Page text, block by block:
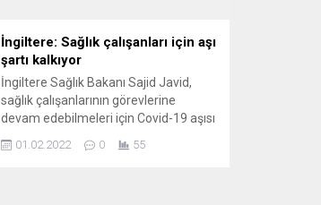
İngiltere: Sağlık çalışanları için aşı
şartı kalkıyor
İngiltere Sağlık Bakanı Sajid Javid,
sağlık çalışanlarının görevlerine
devam edebilmeleri için Covid-19 aşısı
bildirdi. Sajid Javid, Avam
01.02.2022 0 55